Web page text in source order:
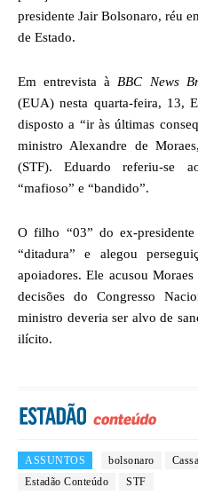
presidente Jair Bolsonaro, réu
de Estado.
Em entrevista à BBC News
(EUA) nesta quarta-feira, 13,
disposto a “ir às últimas
ministro Alexandre de
(STF). Eduardo referiu-se
“mafioso” e “bandido”.
O filho “03” do ex-
“ditadura” e alegou
apoiadores. Ele acusou
decisões do Congresso
ministro deveria ser alvo de
ilícito.
ASSUNTOS bolsonaro
Estadão Conteúdo
STF